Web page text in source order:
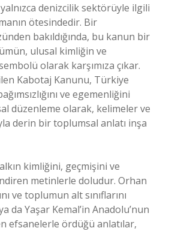
denizcilik sektörüyle ilgili
ötesindedir. Bir
bakıldığında, bu kanun bir
ulusal kimliğin ve
olarak karşımıza çıkar.
Kabotaj Kanunu, Türkiye
ve egemenliğini
düzenleme olarak, kelimeler ve
derin bir toplumsal anlatı inşa
kimliğini, geçmişini ve
metinlerle doludur. Orhan
ve toplumun alt sınıflarını
da Yaşar Kemal’in Anadolu’nun
efsanelerle ördüğü anlatılar,